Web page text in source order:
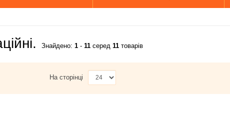
Знайдено: 1 - 11 серед 11 товарів
На сторінці